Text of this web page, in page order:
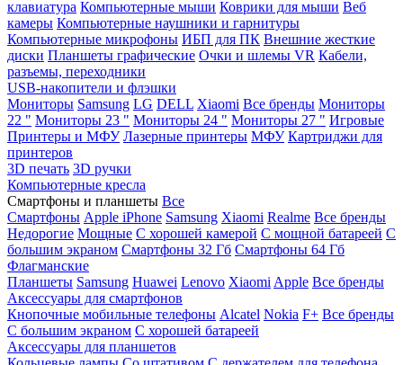
клавиатура Компьютерные мыши Коврики для мыши Веб
камеры Компьютерные наушники и гарнитуры
Компьютерные микрофоны ИБП для ПК Внешние жесткие
диски Планшеты графические Очки и шлемы VR Кабели,
разъемы, переходники
USB-накопители и флэшки
Мониторы Samsung LG DELL Xiaomi Все бренды Мониторы
22 " Мониторы 23 " Мониторы 24 " Мониторы 27 " Игровые
Принтеры и МФУ Лазерные принтеры МФУ Картриджи для
принтеров
3D печать 3D ручки
Компьютерные кресла
Смартфоны и планшеты Все
Смартфоны Apple iPhone Samsung Xiaomi Realme Все бренды
Недорогие Мощные С хорошей камерой С мощной батареей С
большим экраном Смартфоны 32 Гб Смартфоны 64 Гб
Флагманские
Планшеты Samsung Huawei Lenovo Xiaomi Apple Все бренды
Аксессуары для смартфонов
Кнопочные мобильные телефоны Alcatel Nokia F+ Все бренды
С большим экраном С хорошей батареей
Аксессуары для планшетов